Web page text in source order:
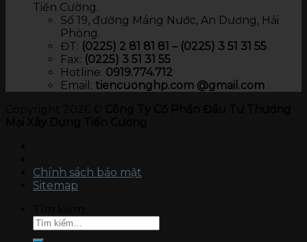
Tiến Cường.
Số 19, đường Máng Nước, An Dương, Hải
Phòng.
ĐT: (0225) 2 81 81 81 – (0225) 3 51 31 55
Fax: (0225) 3 51 31 55
Hotline: 0919.774.712​
Email: tiencuonghp.com @gmail.com
Chính sách bảo mật
Sitemap